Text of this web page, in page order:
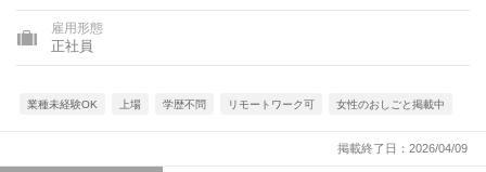
雇用形態
正社員
業種未経験OK 上場 学歴不問 リモートワーク可 女性のおしごと掲載中
掲載終了日：2026/04/09